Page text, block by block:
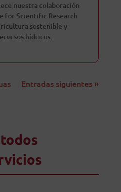
nuestra colaboración
for Scientific Research
sostenible y
hídricos.
Entradas siguientes »